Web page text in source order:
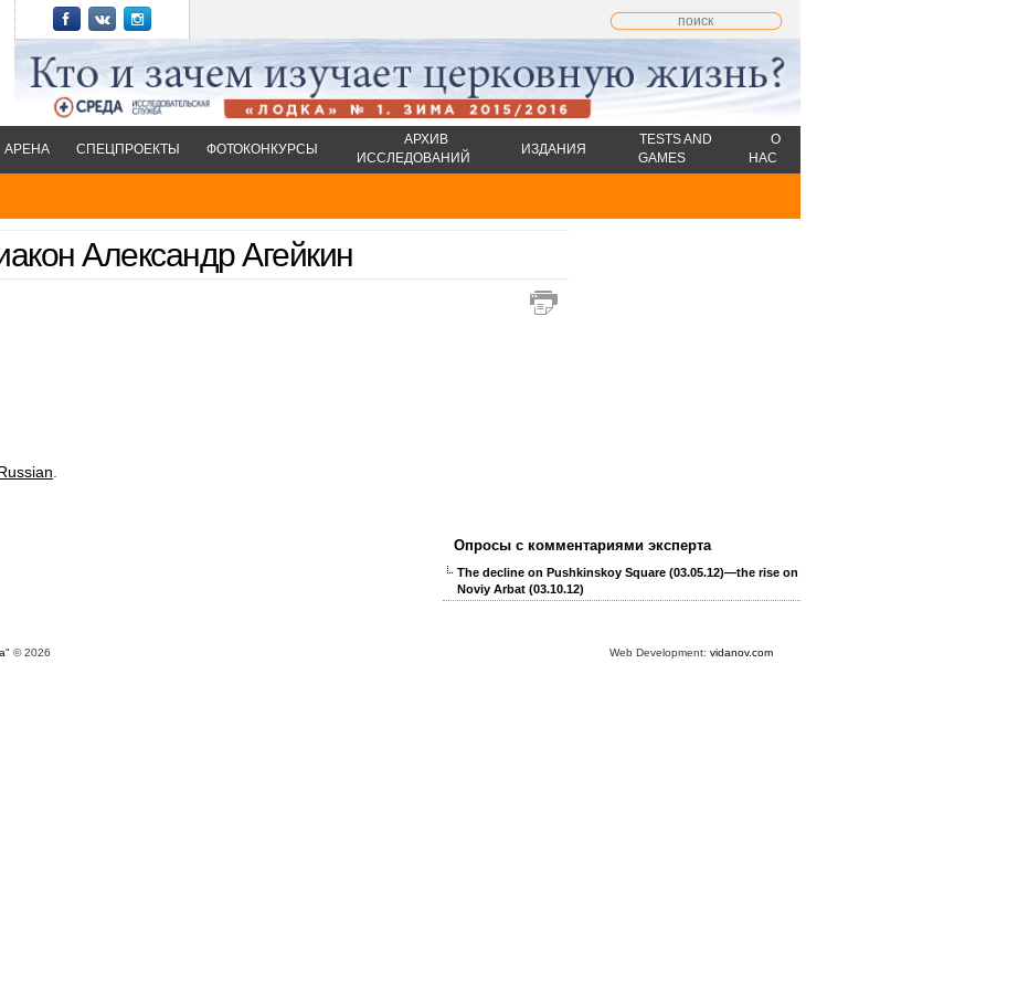
АРЕНА СПЕЦПРОЕКТЫ ФОТОКОНКУРСЫ
АРХИВ
ИССЛЕДОВАНИЙ
ИЗДАНИЯ
TESTS AND
GAMES
О
НАС
Александр Агейкин
Опросы с комментариями эксперта
The decline on Pushkinskoy Square (03.05.12)—the rise on
Noviy Arbat (03.10.12)
© 2026 Web Development: vidanov.com